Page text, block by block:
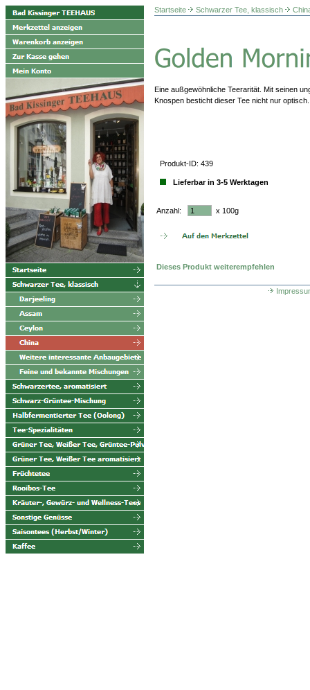
Startseite Schwarzer Tee, klassisch
Eine außgewöhnliche Teerarität. Mit seinen
Knospen besticht dieser Tee nicht nur
Produkt-ID: 439
Lieferbar in 3-5 Werktagen
Anzahl: x 100g
Dieses Produkt weiterempfehlen